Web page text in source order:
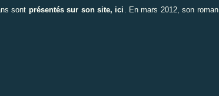
sont présentés sur son site, ici . En mars 2012, son